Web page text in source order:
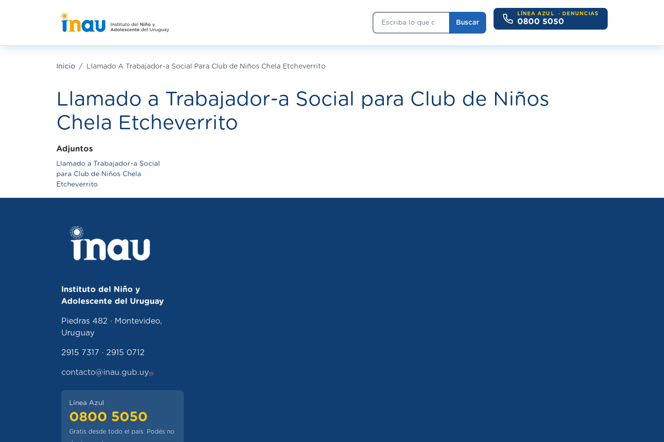
Buscar
Buscar
LÍNEA AZUL · DENUNCIAS
0800 5050
Inicio Llamado A Trabajador-a Social Para Club de Niños Chela Etcheverrito
Llamado a Trabajador-a Social para Club de Niños
Chela Etcheverrito
Adjuntos
Llamado a Trabajador-a Social
para Club de Niños Chela
Etcheverrito
Instituto del Niño y
Adolescente del Uruguay
Piedras 482 · Montevideo,
Uruguay
2915 7317 · 2915 0712
contacto@inau.gub.uy
Línea Azul
0800 5050
Gratis desde todo el país. Podés no